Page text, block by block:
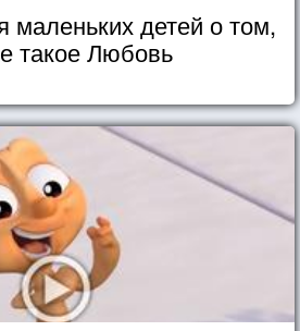
маленьких детей о том,
такое Любовь